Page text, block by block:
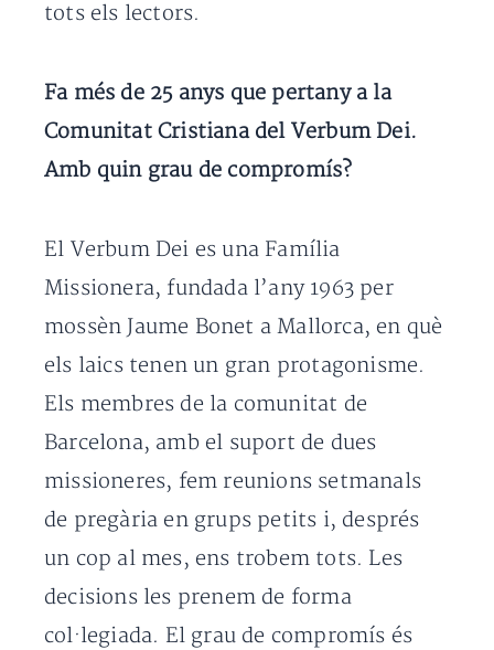
tots els lectors.
Fa més de 25 anys que pertany a la
Comunitat Cristiana del Verbum Dei.
Amb quin grau de compromís?
El Verbum Dei es una Família
Missionera, fundada l’any 1963 per
mossèn Jaume Bonet a Mallorca, en què
els laics tenen un gran protagonisme.
Els membres de la comunitat de
Barcelona, amb el suport de dues
missioneres, fem reunions setmanals
de pregària en grups petits i, després
un cop al mes, ens trobem tots. Les
decisions les prenem de forma
col·legiada. El grau de compromís és